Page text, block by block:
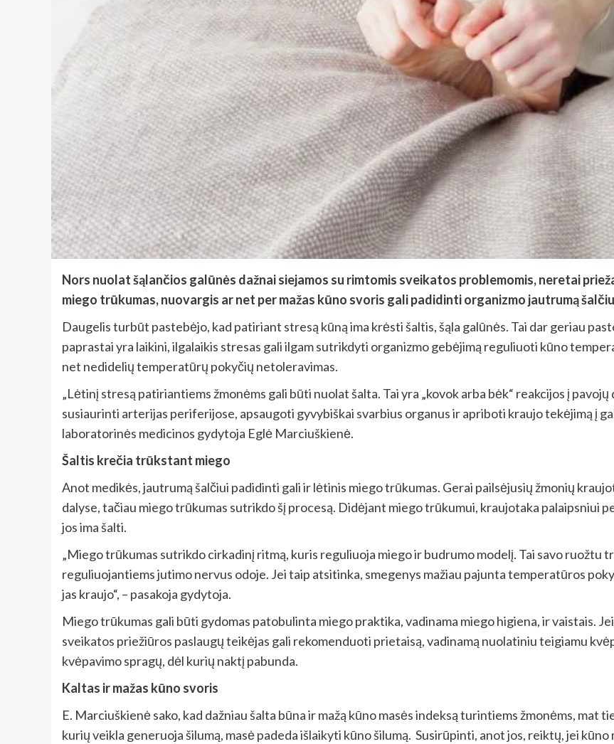
Nors nuolat šąlančios galūnės dažnai siejamos su rimtomis sveikatos problemomis, neretai
miego trūkumas, nuovargis ar net per mažas kūno svoris gali padidinti organizmo jautrumą
Daugelis turbūt pastebėjo, kad patiriant stresą kūną ima krėsti šaltis, šąla galūnės. Tai dar geriau
paprastai yra laikini, ilgalaikis stresas gali ilgam sutrikdyti organizmo gebėjimą reguliuoti kūno
net nedidelių temperatūrų pokyčių netoleravimas.
„Lėtinį stresą patiriantiems žmonėms gali būti nuolat šalta. Tai yra „kovok arba bėk“ reakcijos į
susiaurinti arterijas periferijose, apsaugoti gyvybiškai svarbius organus ir apriboti kraujo tekėjimą į
laboratorinės medicinos gydytoja Eglė Marciuškienė.
Šaltis krečia trūkstant miego
Anot medikės, jautrumą šalčiui padidinti gali ir lėtinis miego trūkumas. Gerai pailsėjusių žmonių
dalyse, tačiau miego trūkumas sutrikdo šį procesą. Didėjant miego trūkumui, kraujotaka palaipsniui
jos ima šalti.
„Miego trūkumas sutrikdo cirkadinį ritmą, kuris reguliuoja miego ir budrumo modelį. Tai savo ruožtu
reguliuojantiems jutimo nervus odoje. Jei taip atsitinka, smegenys mažiau pajunta temperatūros
jas kraujo“, – pasakoja gydytoja.
Miego trūkumas gali būti gydomas patobulinta miego praktika, vadinama miego higiena, ir vaistais.
sveikatos priežiūros paslaugų teikėjas gali rekomenduoti prietaisą, vadinamą nuolatiniu teigiamu
kvėpavimo spragų, dėl kurių naktį pabunda.
Kaltas ir mažas kūno svoris
E. Marciuškienė sako, kad dažniau šalta būna ir mažą kūno masės indeksą turintiems žmonėms, mat
kurių veikla generuoja šilumą, masė padeda išlaikyti kūno šilumą. Susirūpinti, anot jos, reiktų, jei kūno